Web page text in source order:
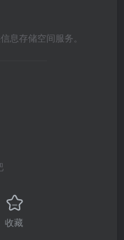
息存储空间服务。
收藏